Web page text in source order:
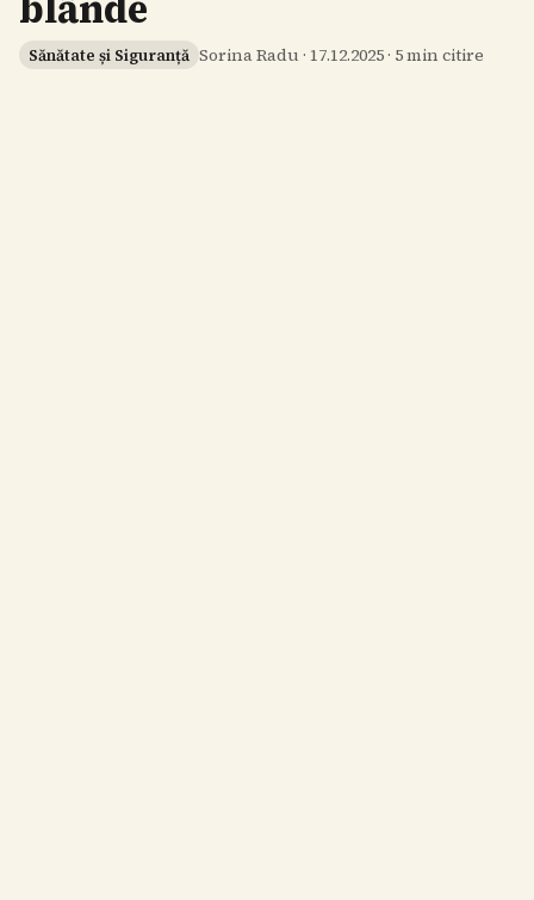
Sănătate și Siguranță Sorina Radu · 17.12.2025 · 5min citire